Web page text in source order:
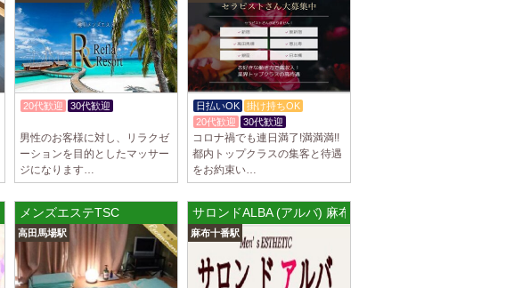
20代歓迎
30代歓迎
男性のお客様に対し、リラクゼ
ーションを目的としたマッサー
ジになります…
日払いOK
掛け持ちOK
20代歓迎
30代歓迎
コロナ禍でも連日満了!満満満!!
都内トップクラスの集客と待遇
をお約束い…
メンズエステTSC
高田馬場駅
サロンドALBA (アルバ) 麻布十番ルーム
麻布十番駅